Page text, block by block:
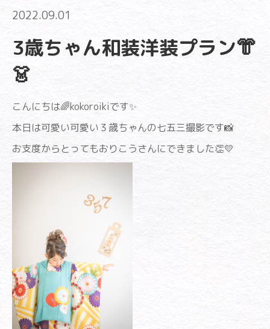
2022.09.01
3歳ちゃん和装洋装プラン👘
👗
こんにちは🌈kokoroikiです✨
本日は可愛い可愛い３歳ちゃんの七五三撮影です📸
お支度からとってもおりこうさんにできました👏💛